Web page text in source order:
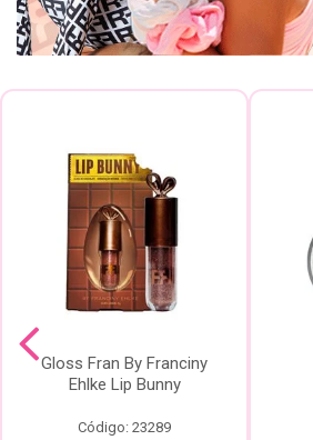
Gloss Fran By Franciny
Ehlke Lip Bunny
Código: 23289